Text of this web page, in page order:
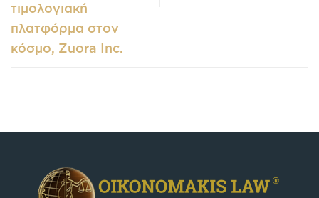
τιμολογιακή
πλατφόρμα στον
κόσμο, Zuora Inc.